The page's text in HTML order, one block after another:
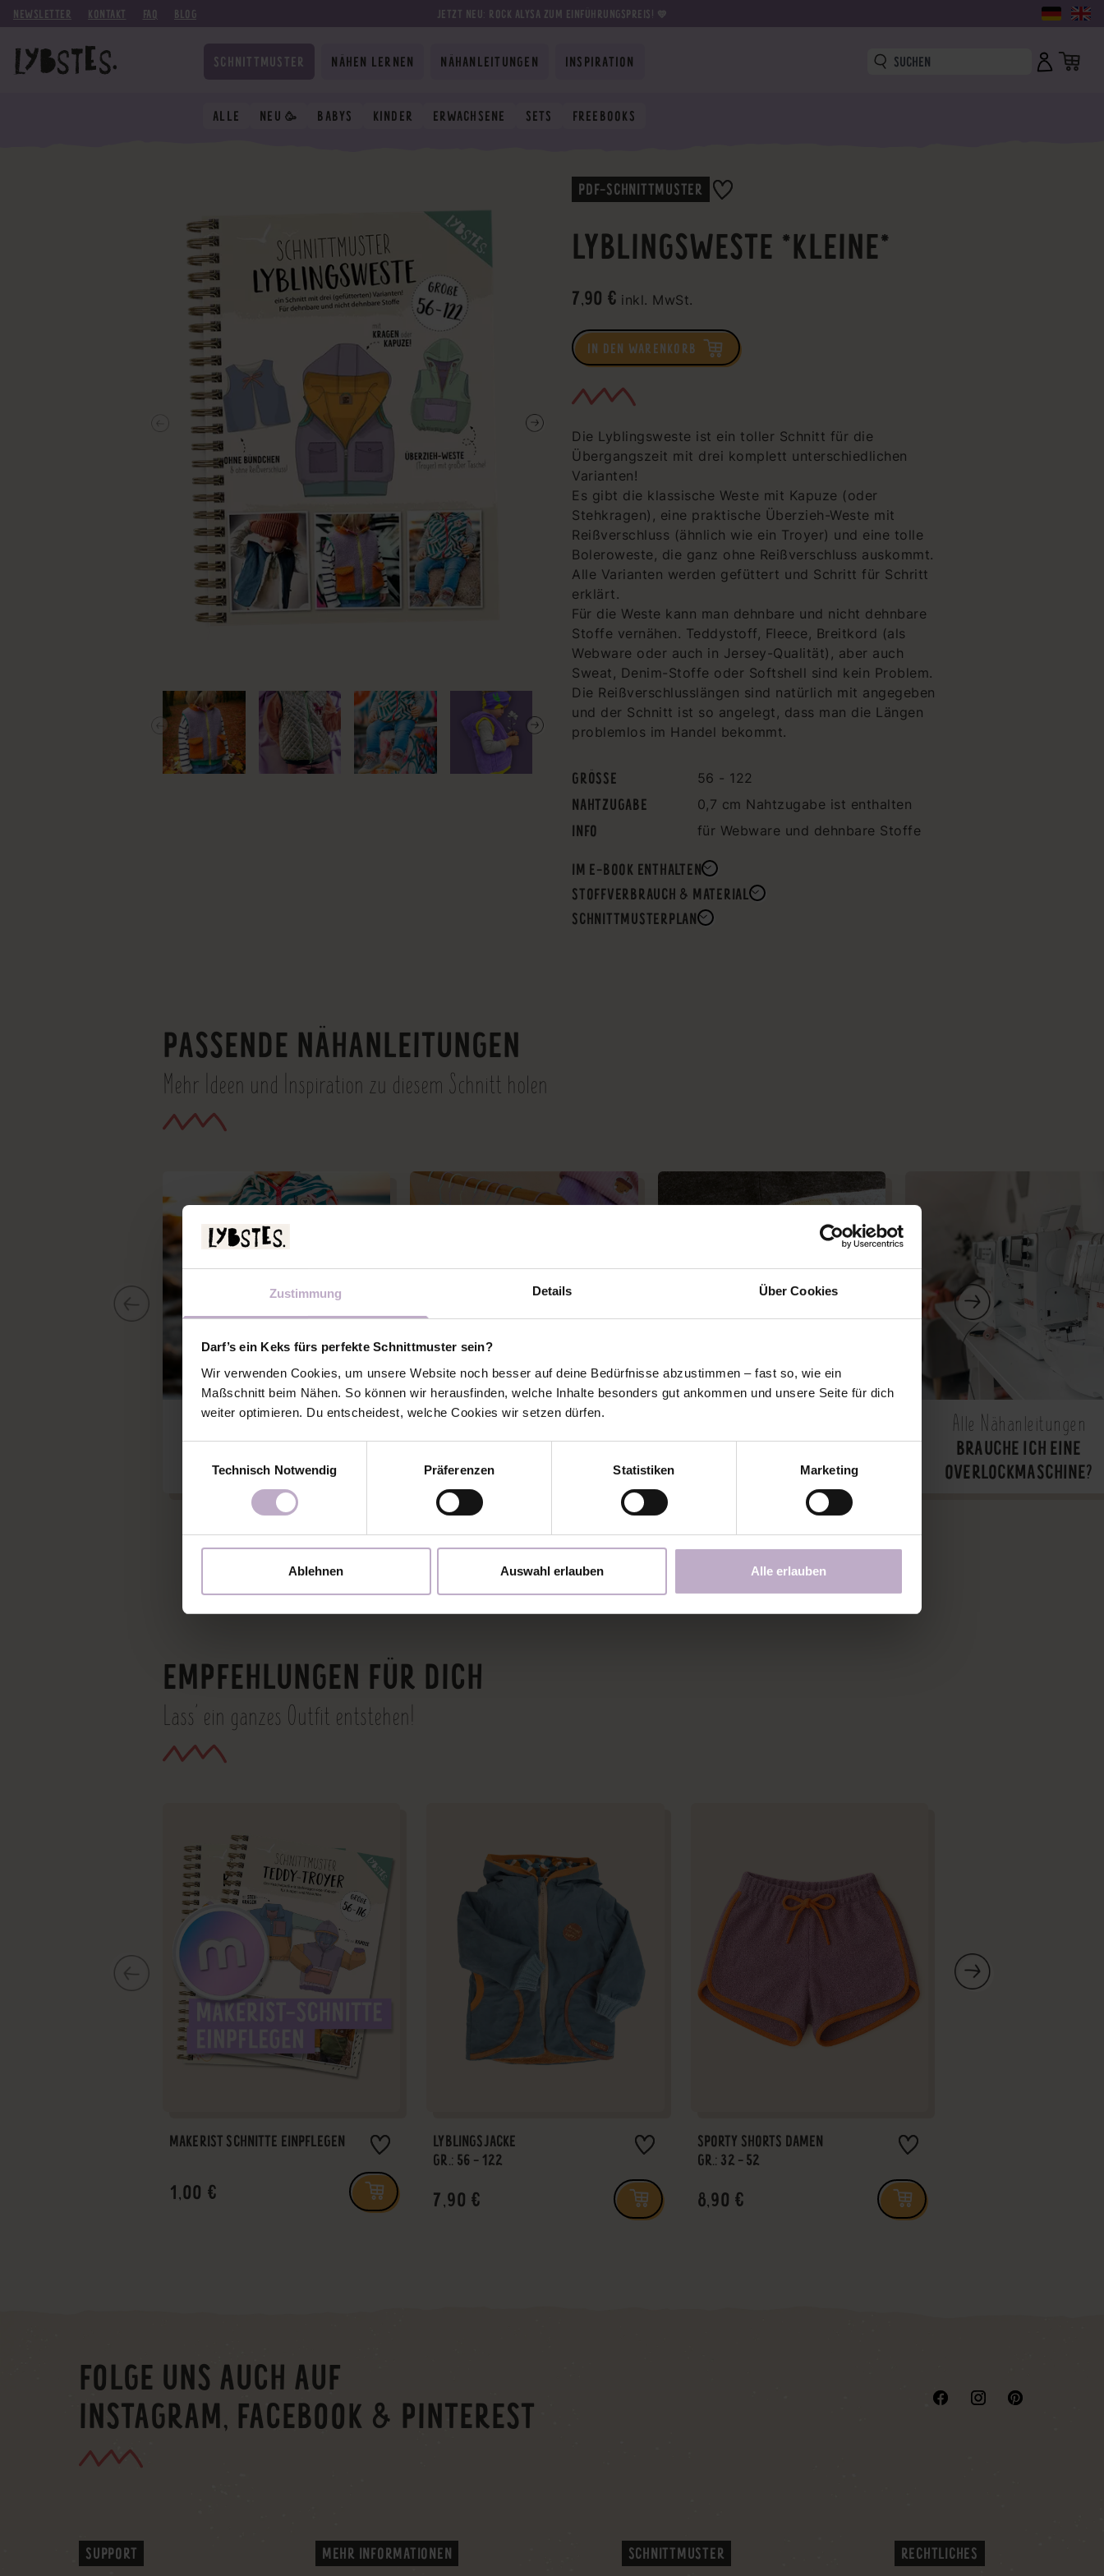
Zustimmung Details Über Cookies
Darf’s ein Keks fürs perfekte Schnittmuster sein?
Wir verwenden Cookies, um unsere Website noch besser auf deine Bedürfnisse abzustimmen – fast so, wie ein
Maßschnitt beim Nähen. So können wir herausfinden, welche Inhalte besonders gut ankommen und unsere Seite für dich
weiter optimieren. Du entscheidest, welche Cookies wir setzen dürfen.
Technisch Notwendig
Präferenzen Statistiken Marketing
Ablehnen Auswahl erlauben Alle erlauben
NEWSLETTER KONTAKT FAQ BLOG JETZT NEU: ROCK ALYSA ZUM EINFÜHRUNGSPREIS! 💛
SCHNITTMUSTER
ALLE NEU 🥳 BABYS KINDER ERWACHSENE SETS FREEBOOKS
NÄHEN LERNEN NÄHANLEITUNGEN INSPIRATION
PDF-SCHNITTMUSTER
LYBLINGSWESTE *KLEINE*
7,90 € inkl. MwSt.
IN DEN WARENKORB
Die Lyblingsweste ist ein toller Schnitt für die
Übergangszeit mit drei komplett unterschiedlichen
Varianten!
Es gibt die klassische Weste mit Kapuze (oder
Stehkragen), eine praktische Überzieh-Weste mit
Reißverschluss (ähnlich wie ein Troyer) und eine tolle
Boleroweste, die ganz ohne Reißverschluss auskommt.
Alle Varianten werden gefüttert und Schritt für Schritt
erklärt.
Für die Weste kann man dehnbare und nicht dehnbare
Stoffe vernähen. Teddystoff, Fleece, Breitkord (als
Webware oder auch in Jersey-Qualität), aber auch
Sweat, Denim-Stoffe oder Softshell sind kein Problem.
Die Reißverschlusslängen sind natürlich mit angegeben
und der Schnitt ist so angelegt, dass man die Längen
problemlos im Handel bekommt.
GRÖSSE 56 - 122
NAHTZUGABE 0,7 cm Nahtzugabe ist enthalten
INFO für Webware und dehnbare Stoffe
IM E-BOOK ENTHALTEN
STOFFVERBRAUCH & MATERIAL
SCHNITTMUSTERPLAN
PASSENDE NÄHANLEITUNGEN
Mehr Ideen und Inspiration zu diesem Schnitt holen
Neue Schnittmuster
NEU: DIE LYBLINGSWESTE IN
ALLEN KIDS-GRÖSSEN
Outfit Inspiration
INSPIRATION FÜR HERBST-
TUTORIAL: KORDELN & ÖSEN
FÜR KAPUZEN UND PUMPHOSEN!
Alle Nähanleitungen
BRAUCHE ICH EINE
OVERLOCKMASCHINE?
EMPFEHLUNGEN FÜR DICH
Lass' ein ganzes Outfit entstehen!
MAKERIST SCHNITTE EINPFLEGEN
1,00 €
LYBLINGSJACKE
GR.: 56 - 122
7,90 €
SPORTY SHORTS DAMEN
GR.: 32 - 52
8,90 €
FOLGE UNS AUCH AUF
INSTAGRAM, FACEBOOK & PINTEREST
SUPPORT MEHR INFORMATIONEN SCHNITTMUSTER RECHTLICHES